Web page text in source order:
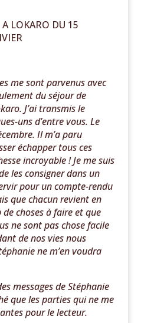
LOKARO DU 15
me sont parvenus avec
du séjour de
J’ai transmis le
uns d’entre vous. Le
Il m’a paru
échapper tous ces
incroyable ! Je me suis
les consigner dans un
pour un compte-rendu
que chacun revient en
choses à faire et que
ne sont pas chose facile
de nos vies nous
ne m’en voudra
messages de Stéphanie
que les parties qui ne me
pour le lecteur.